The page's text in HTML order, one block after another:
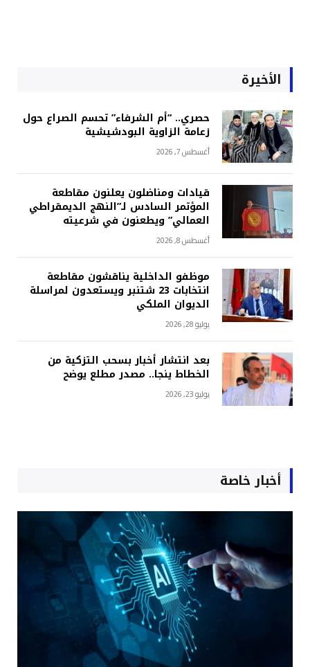
الأخيرة
حصري.. “أم الشرفاء” تحسم الصراع حول
زعامة الزاوية البودشيشية
أغسطس 7, 2026
قيادات ومناضلون يعلنون مقاطعة
المؤتمر السادس لـ”النهج الديمقراطي
العمالي” ويطعنون في شرعيته
أغسطس 8, 2026
موظفو الداخلية يناقشون مقاطعة
انتخابات 23 شتنبر ويستعدون لمراسلة
الديوان الملكي
يوليو 28, 2026
بعد انتشار أخبار بسحب التزكية من
الخطاط ينجا.. مصدر مطلع يوضح
يوليو 23, 2026
أخبار خاصة